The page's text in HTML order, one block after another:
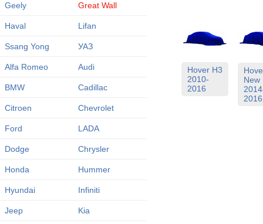
Geely Great Wall
Haval Lifan
Ssang Yong УАЗ
Alfa Romeo Audi
BMW Cadillac
Citroen Chevrolet
Ford LADA
Dodge Chrysler
Honda Hummer
Hyundai Infiniti
Jeep Kia
Hover H3
2010-
2016
New
2016